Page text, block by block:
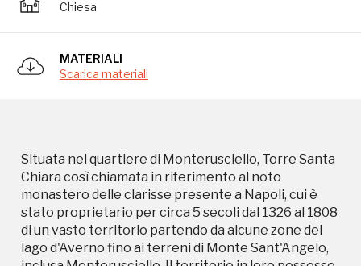
Chiesa
MATERIALI
Scarica materiali
Situata nel quartiere di Monterusciello, Torre Santa
Chiara così chiamata in riferimento al noto
monastero delle clarisse presente a Napoli, cui è
stato proprietario per circa 5 secoli dal 1326 al 1808
di un vasto territorio partendo da alcune zone del
lago d'Averno fino ai terreni di Monte Sant'Angelo,
lago d'Averno fino ai terreni di Monte Sant'Angelo,
includendo anche alcune zone di Quarto. La torre fu
fatta edificare nel XVI secolo per scopo difensivo.
simboli eucaristici quali calice e ostia. Tali lapidi
furono volute dalla monaca del monastero Anna
Caterina di Costanzo di origine puteolana. Rif.
Pozzuoli luoghi storie e personaggi di Raffaele
Giamminelli. Questa località è stata nel tempo
individuata da molti studiosi come la possibile sede
del santuario di Hamae, luogo in cui si verificò un